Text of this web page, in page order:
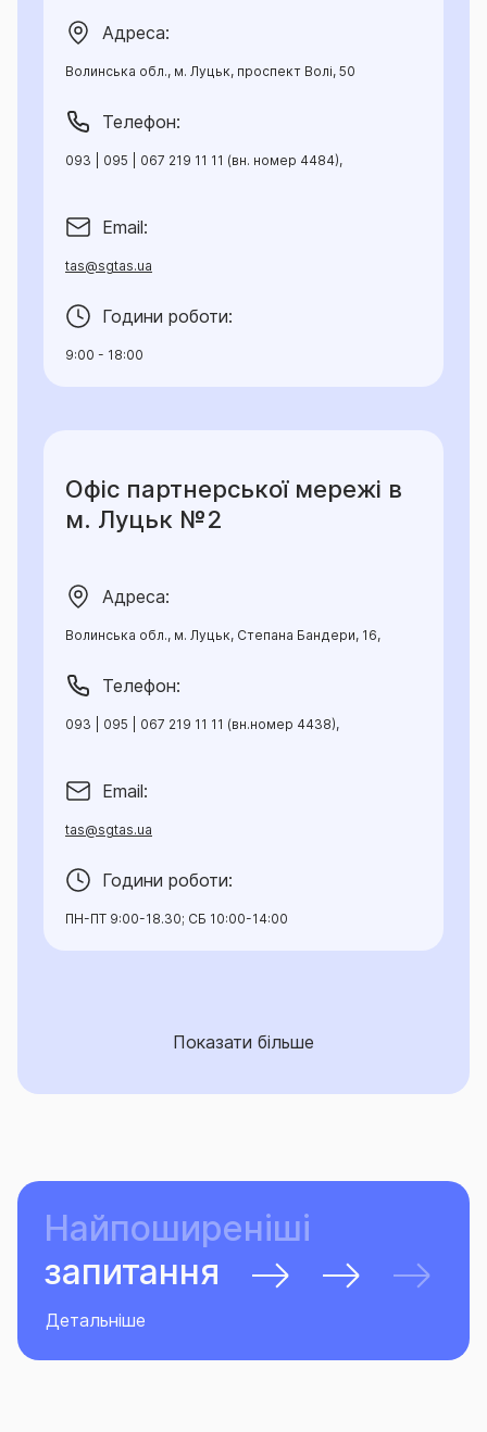
Адреса:
Волинська обл., м. Луцьк, проспект Волі, 50
Телефон:
093 | 095 | 067 219 11 11 (вн. номер 4484),
Email:
tas@sgtas.ua
Години роботи:
9:00 - 18:00
Офіс партнерської мережі в
м. Луцьк №2
Адреса:
Волинська обл., м. Луцьк, Степана Бандери, 16,
Телефон:
093 | 095 | 067 219 11 11 (вн.номер 4438),
Email:
tas@sgtas.ua
Години роботи:
ПН-ПТ 9:00-18.30; СБ 10:00-14:00
Показати більше
Найпоширеніші
запитання
Детальніше